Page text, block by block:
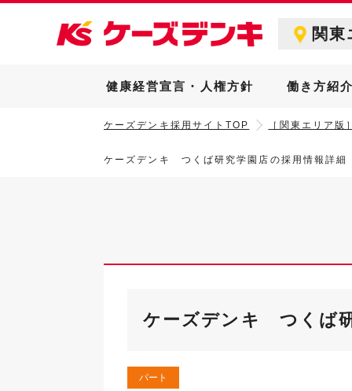
関東
健康経営宣言・人権方針 働き方紹
ケーズデンキ採用サイトTOP ［関東エリア
ケーズデンキ つくば研究学園店の採用情報詳細
ケーズデンキ つくば
パート